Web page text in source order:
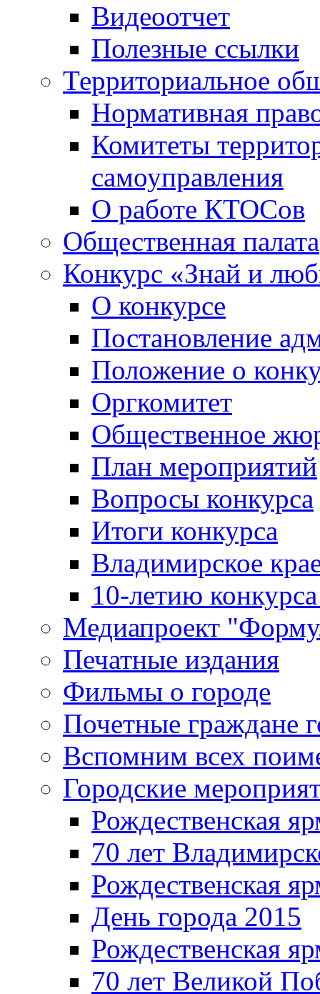
Видеоотчет
Полезные ссылки
Территориальное
Нормативная
Комитеты
самоуправления
О работе КТОСов
Общественная палата
Конкурс «Знай и
О конкурсе
Постановление
Положение о
Оргкомитет
Общественное
План мероприятий
Вопросы конкурса
Итоги конкурса
Владимирское
10-летию
Медиапроект
Печатные издания
Фильмы о городе
Почетные граждане
Вспомним всех
Городские
Рождественская
70 лет
Рождественская
День города 2015
Рождественская
70 лет Великой